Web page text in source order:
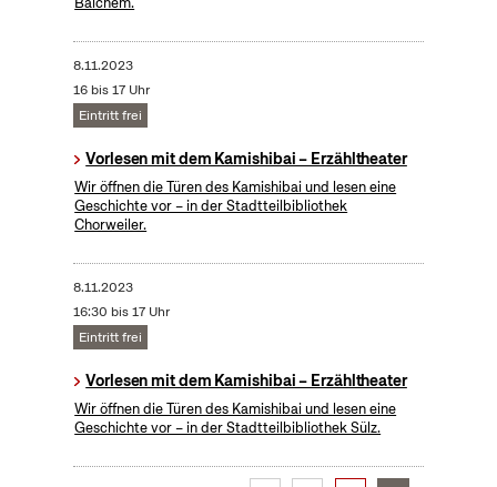
8.11.2023
16 bis 17 Uhr
Eintritt frei
Vorlesen mit dem Kamishibai – Erzähltheater
Wir öffnen die Türen des Kamishibai und lesen eine
Geschichte vor – in der Stadtteilbibliothek
Chorweiler.
8.11.2023
16:30 bis 17 Uhr
Eintritt frei
Vorlesen mit dem Kamishibai – Erzähltheater
Wir öffnen die Türen des Kamishibai und lesen eine
Geschichte vor – in der Stadtteilbibliothek Sülz.